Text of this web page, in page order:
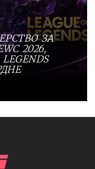
ЗА
2026,